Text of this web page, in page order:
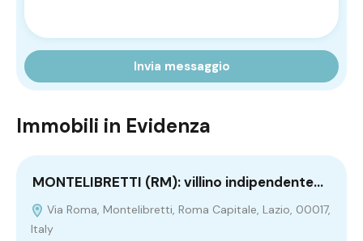
Invia messaggio
Immobili in Evidenza
MONTELIBRETTI (RM): villino indipendente…
Via Roma, Montelibretti, Roma Capitale, Lazio, 00017,
Italy